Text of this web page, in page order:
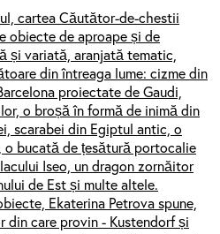
cartea Căutător-de-chestii
obiecte de aproape și de
și variată, aranjată tematic,
din întreaga lume: cizme din
proiectate de Gaudi,
o broșă în formă de inimă din
scarabei din Egiptul antic, o
o bucată de țesătură portocalie
Iseo, un dragon zornăitor
de Est și multe altele.
Ekaterina Petrova spune,
care provin - Kustendorf și